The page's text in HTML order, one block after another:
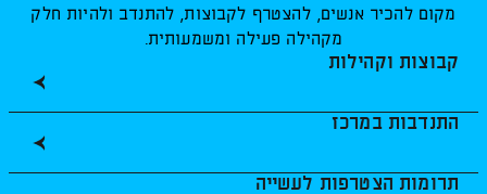
מקום להכיר אנשים, להצטרף לקבוצות, להתנדב ולהיות חלק
מקהילה פעילה ומשמעותית.
קבוצות וקהילות
התנדבות במרכז
תרומות הצטרפות לעשייה